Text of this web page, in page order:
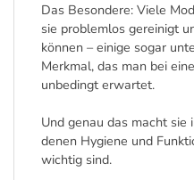
Das Besondere: Viele
sie problemlos gereinigt
können – einige sogar
Merkmal, das man bei
unbedingt erwartet.
Und genau das macht
denen Hygiene und
wichtig sind.